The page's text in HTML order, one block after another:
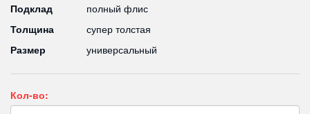
Подклад
полный флис
Толщина
супер толстая
Размер
универсальный
Кол-во: